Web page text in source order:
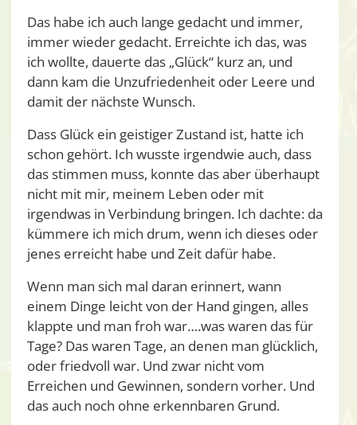
Das habe ich auch lange gedacht und immer,
immer wieder gedacht. Erreichte ich das, was
ich wollte, dauerte das „Glück“ kurz an, und
dann kam die Unzufriedenheit oder Leere und
damit der nächste Wunsch.
Dass Glück ein geistiger Zustand ist, hatte ich
schon gehört. Ich wusste irgendwie auch, dass
das stimmen muss, konnte das aber überhaupt
nicht mit mir, meinem Leben oder mit
irgendwas in Verbindung bringen. Ich dachte: da
kümmere ich mich drum, wenn ich dieses oder
jenes erreicht habe und Zeit dafür habe.
Wenn man sich mal daran erinnert, wann
einem Dinge leicht von der Hand gingen, alles
klappte und man froh war….was waren das für
Tage? Das waren Tage, an denen man glücklich,
oder friedvoll war. Und zwar nicht vom
Erreichen und Gewinnen, sondern vorher. Und
das auch noch ohne erkennbaren Grund.